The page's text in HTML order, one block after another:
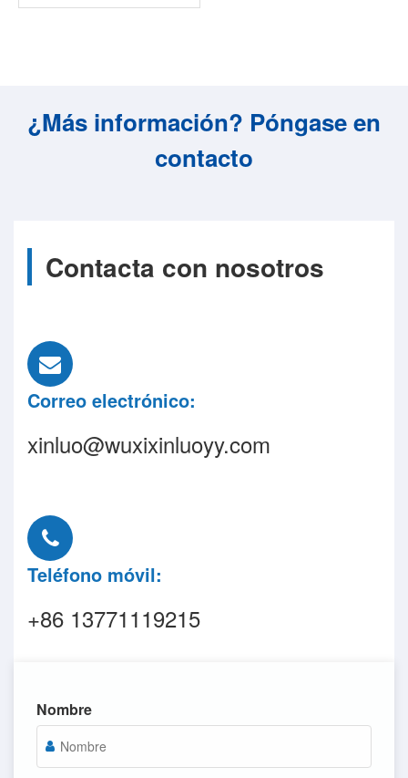
¿Más información? Póngase en
contacto
Contacta con nosotros
Correo electrónico:
xinluo@wuxixinluoyy.com
Teléfono móvil:
+86 13771119215
Nombre